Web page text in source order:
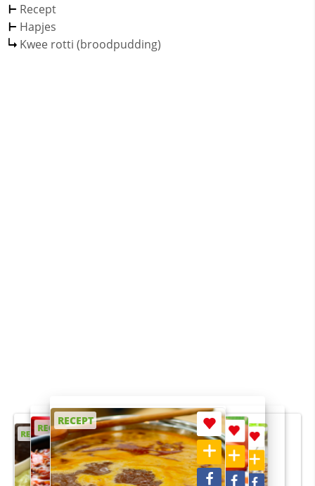
Recept
Hapjes
Kwee rotti (broodpudding)
RECEPT
RECEPT
RECEPT
RECEPT
RECEPT